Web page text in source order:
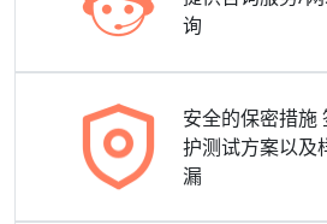
询
安全的保密措施
护测试方案以及
漏